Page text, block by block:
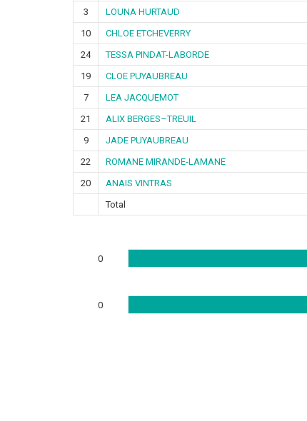
3
LOUNA HURTAUD
10
CHLOE ETCHEVERRY
24
TESSA PINDAT-LABORDE
19
CLOE PUYAUBREAU
7
LEA JACQUEMOT
21
ALIX BERGES–TREUIL
9
JADE PUYAUBREAU
22
ROMANE MIRANDE-LAMANE
20
ANAIS VINTRAS
Total
0
0